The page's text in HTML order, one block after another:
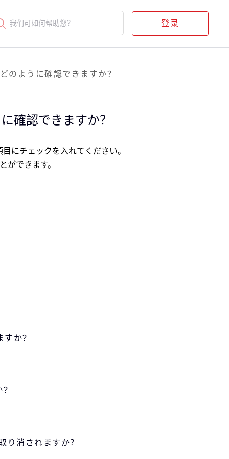
我们可如何帮助您？ 登录
のように確認できますか？
確認できますか？
にチェックを入れてください。
できます。
か？
消されますか？